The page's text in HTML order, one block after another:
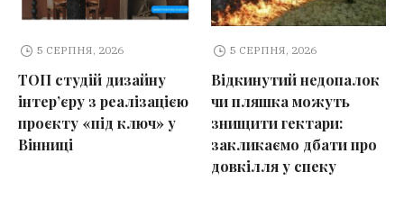
5 СЕРПНЯ, 2026
ТОП студій дизайну
інтер’єру з реалізацією
проєкту «під ключ» у
Вінниці
5 СЕРПНЯ, 2026
Відкинутий недопалок
чи пляшка можуть
знищити гектари:
закликаємо дбати про
довкілля у спеку